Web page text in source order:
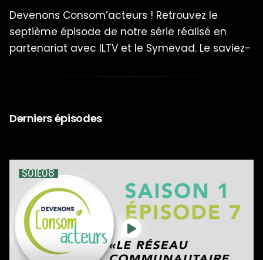
Devenons Consom’acteurs ! Retrouvez le
septième épisode de notre série réalisé en
partenariat avec ILTV et le Symevad. Le saviez-
hiver direction Aquaterra pour parler rénovation
Derniers épisodes
S01E08